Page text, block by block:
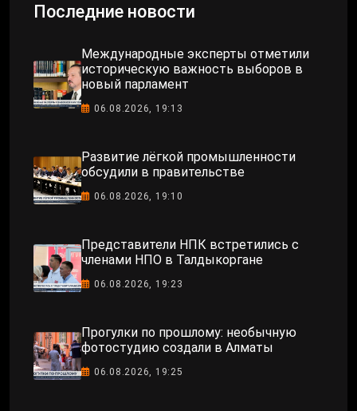
Последние новости
Международные эксперты отметили
историческую важность выборов в
новый парламент
06.08.2026, 19:13
Развитие лёгкой промышленности
обсудили в правительстве
06.08.2026, 19:10
Представители НПК встретились с
членами НПО в Талдыкоргане
06.08.2026, 19:23
Прогулки по прошлому: необычную
фотостудию создали в Алматы
06.08.2026, 19:25